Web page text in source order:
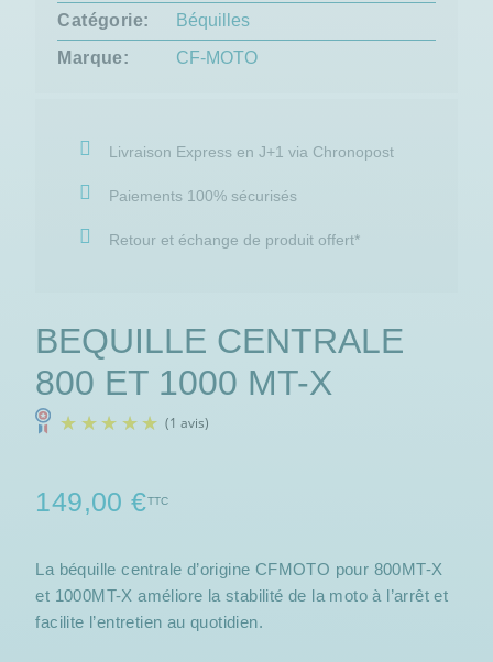
Catégorie
Béquilles
Marque
CF-MOTO
Livraison Express en J+1 via Chronopost
Paiements 100% sécurisés
Retour et échange de produit offert*
BEQUILLE CENTRALE
800 ET 1000 MT-X
149,00 €TTC
La béquille centrale d’origine CFMOTO pour 800MT-X
et 1000MT-X améliore la stabilité de la moto à l’arrêt et
facilite l’entretien au quotidien.